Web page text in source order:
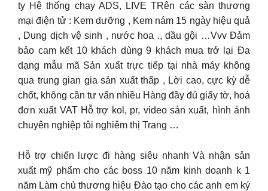
ty Hệ thống chạy ADS, LIVE TRên các sàn thương
mại điện tử : Kem dưỡng , Kem nám 15 ngày hiệu quả
, Dung dịch vệ sinh , nước hoa ., dầu gội …Vvv Đảm
bảo cam kết 10 khách dùng 9 khách mua trở lại Đa
dạng mẫu mã Sản xuất trực tiếp tại nhà máy không
qua trung gian gia sản xuất thấp , Lời cao, cực kỳ dễ
chốt, không cần tư vấn nhiều Hàng đầy đủ giấy tờ, hoá
đơn xuất VAT Hỗ trợ kol, pr, video sản xuất, hình ảnh
chuyên nghiệp tôi nghiêm thị Trang …
Hỗ trợ chiến lược đi hàng siêu nhanh Và nhận sản
xuất mỹ phẩm cho các boss 10 năm kinh doanh k 1
năm Làm chủ thương hiệu Đào tạo cho các anh em ký